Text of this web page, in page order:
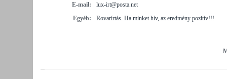
E-mail:
lux-irt@posta.net
Egyéb:
Rovarírtás. Ha minket hív, az eredmény pozitív!!!